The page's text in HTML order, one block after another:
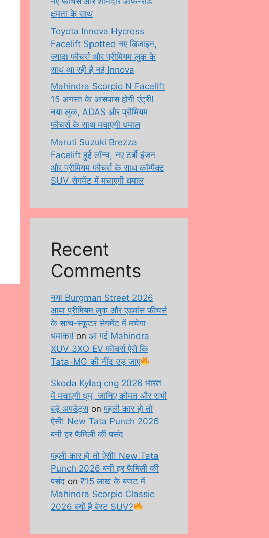
क्षमता के साथ
Toyota Innova Hycross
Facelift Spotted नए डिजाइन,
ज्यादा फीचर्स और प्रीमियम लुक के
साथ आ रही है नई Innova
Mahindra Scorpio N Facelift
15 अगस्त के आसपास होगी एंट्री!
नया लुक, ADAS और प्रीमियम
फीचर्स के साथ मचाएगी धमाल
Maruti Suzuki Brezza
Facelift हुई लॉन्च, नए टर्बो इंजन
और प्रीमियम फीचर्स के साथ कॉम्पैक्ट
SUV सेगमेंट में मचाएगी धमाल
Recent
Comments
नया Burgman Street 2026
आया प्रीमियम लुक और एडवांस फीचर्स
के साथ-स्कूटर सेगमेंट में मचेगा
धमाका! on आ गई Mahindra
XUV 3XO EV फीचर्स ऐसे कि
Tata-MG की नींद उड़ जाए
Skoda Kylaq cng 2026 भारत
में मचाएगी धूम, जानिए कीमत और सभी
बड़े अपडेट्सonपहली कार हो तो
ऐसी! New Tata Punch 2026
बनी हर फैमिली की पसंद
पहली कार हो तो ऐसी! New Tata
Punch 2026 बनी हर फैमिली की
पसंद on ₹15 लाख के बजट में
Mahindra Scorpio Classic
2026 क्यों है बेस्ट SUV?